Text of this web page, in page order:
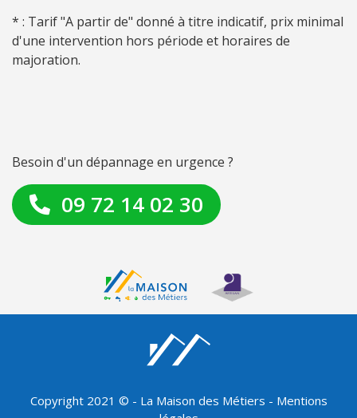
* : Tarif "A partir de" donné à titre indicatif, prix minimal
d'une intervention hors période et horaires de
majoration.
Besoin d'un dépannage en urgence ?
09 72 14 02 30
Copyright 2021 © - La Maison des Métiers - Mentions